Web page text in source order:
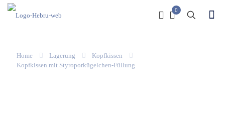
0
Home Lagerung
Kopfkissen
Kopfkissen mit Styroporkügelchen-Füllung